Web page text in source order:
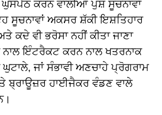
ਕਰਨ ਵਾਲੀਆਂ ਪੁਸ਼ ਸੂਚਨਾਵਾਂ
ਸੂਚਨਾਵਾਂ ਅਕਸਰ ਸ਼ੱਕੀ ਇਸ਼ਤਿਹਾਰ
ਕਦੇ ਵੀ ਭਰੋਸਾ ਨਹੀਂ ਕੀਤਾ ਜਾਣਾ
ਨਾਲ ਇੰਟਰੈਕਟ ਕਰਨ ਨਾਲ ਖਤਰਨਾਕ
ਜਾਂ ਸੰਭਾਵੀ ਅਣਚਾਹੇ ਪ੍ਰੋਗਰਾਮ
ਬ੍ਰਾਊਜ਼ਰ ਹਾਈਜੈਕਰ ਵੰਡਣ ਵਾਲੇ